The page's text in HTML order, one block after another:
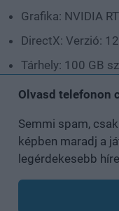
Grafika: NVIDIA
DirectX: Verzió: 12
Tárhely: 100 GB
Olvasd telefonon
Semmi spam,
képben maradj a
legérdekesebb